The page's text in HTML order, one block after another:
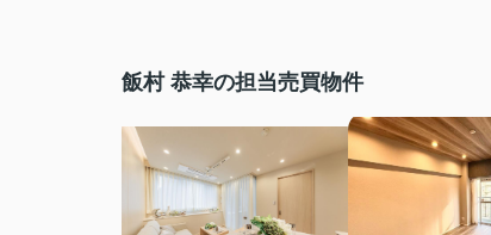
飯村 恭幸の担当売買物件